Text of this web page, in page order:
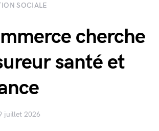
SOCIALE
cherche
santé et
juillet 2026